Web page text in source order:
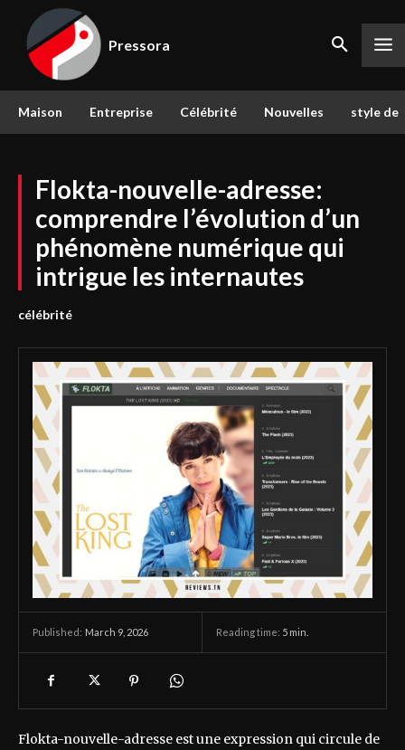
Pressora
Maison Entreprise Célébrité Nouvelles style de
Flokta-nouvelle-adresse:
comprendre l’évolution d’un
phénomène numérique qui
intrigue les internautes
célébrité
Published: March 9, 2026 Reading time: 5 min.
Flokta-nouvelle-adresse est une expression qui circule de